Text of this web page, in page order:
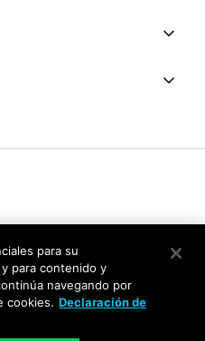
para su
para contenido y
navegando por
cookies. Declaración de